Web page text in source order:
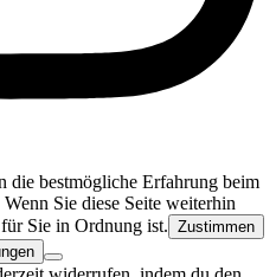
die bestmögliche Erfahrung beim
Sie diese Seite weiterhin
Sie in Ordnung ist. Zustimmen